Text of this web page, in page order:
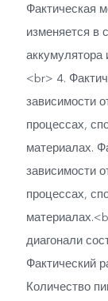
Фактическая
изменяется в
аккумулятора
<br> 4.
зависимости
процессах,
материалах.
зависимости
процессах,
диагонали
Фактический
Количество